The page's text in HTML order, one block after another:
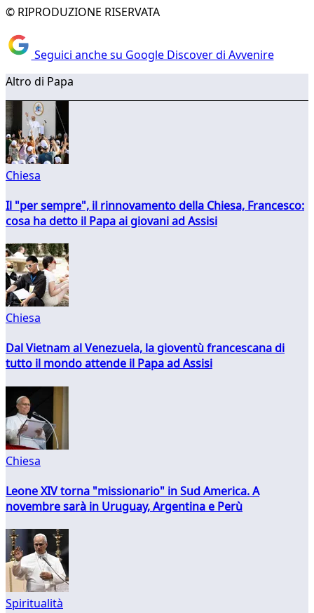
© RIPRODUZIONE RISERVATA
Seguici anche su Google Discover di Avvenire
Altro di Papa
Chiesa
Il "per sempre", il rinnovamento della Chiesa, Francesco:
cosa ha detto il Papa ai giovani ad Assisi
Chiesa
Dal Vietnam al Venezuela, la gioventù francescana di
tutto il mondo attende il Papa ad Assisi
Chiesa
Leone XIV torna "missionario" in Sud America. A
novembre sarà in Uruguay, Argentina e Perù
Spiritualità